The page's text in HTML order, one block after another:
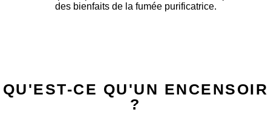
des bienfaits de la fumée purificatrice.
QU'EST-CE QU'UN ENCENSOIR
?